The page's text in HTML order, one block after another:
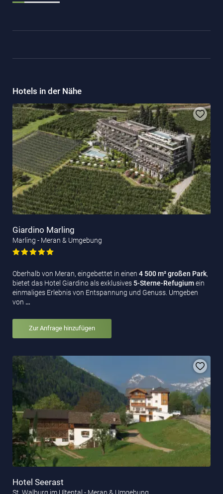
Hotels in der Nähe
Giardino Marling
Marling - Meran & Umgebung
Oberhalb von Meran, eingebettet in einen 4 500 m² großen Park,
bietet das Hotel Giardino als exklusives 5-Sterne-Refugiumein
einmaliges Erlebnis von Entspannung und Genuss. Umgeben
von …
Zur Anfrage hinzufügen
Hotel Seerast